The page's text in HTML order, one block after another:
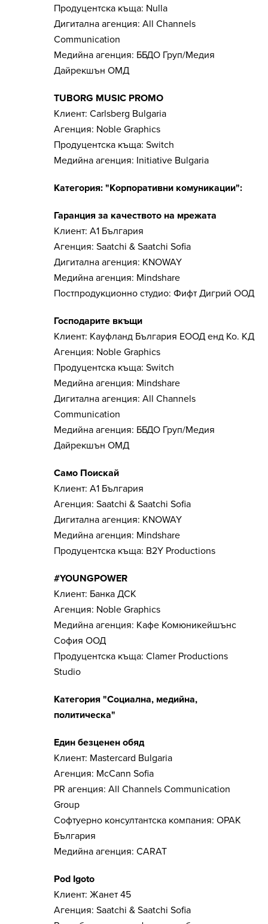
Продуцентска къща: Nulla
Дигитална агенция: All Channels
Communication
Медийна агенция: ББДО Груп/Медия
Дайрекшън ОМД
TUBORG MUSIC PROMO
Клиент: Carlsberg Bulgaria
Агенция: Noble Graphics
Продуцентска къща: Switch
Медийна агенция: Initiative Bulgaria
Категория: "Корпоративни комуникации":
Гаранция за качеството на мрежата
Клиент: А1 България
Агенция: Saatchi & Saatchi Sofia
Дигитална агенция: KNOWAY
Медийна агенция: Mindshare
Постпродукционно студио: Фифт Дигрий ООД
Господарите вкъщи
Клиент: Кауфланд България ЕООД енд Ко. КД
Агенция: Noble Graphics
Продуцентска къща: Switch
Медийна агенция: Mindshare
Дигитална агенция: All Channels
Communication
Медийна агенция: ББДО Груп/Медия
Дайрекшън ОМД
Само Поискай
Клиент: А1 България
Агенция: Saatchi & Saatchi Sofia
Дигитална агенция: KNOWAY
Медийна агенция: Mindshare
Продуцентска къща: B2Y Productions
#YOUNGPOWER
Клиент: Банка ДСК
Агенция: Noble Graphics
Медийна агенция: Кафе Комюникейшънс
София ООД
Продуцентска къща: Clamer Productions
Studio
Категория "Социална, медийна,
политическа"
Един безценен обяд
Клиент: Mastercard Bulgaria
Агенция: McCann Sofia
PR агенция: All Channels Communication
Group
Софтуерно консултантска компания: ОРАК
България
Медийна агенция: CARAT
Pod Igoto
Клиент: Жанет 45
Агенция: Saatchi & Saatchi Sofia